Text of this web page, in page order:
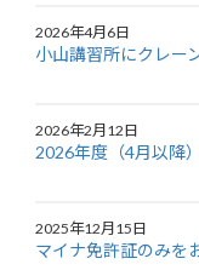
2026年4月6日
小山講習所にクレー
2026年2月12日
2026年度（4月以降
2025年12月15日
マイナ免許証のみを